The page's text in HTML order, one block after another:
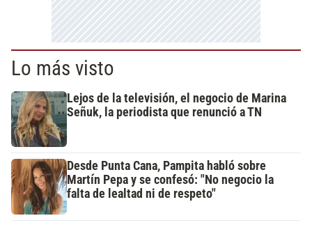
Lo más visto
Lejos de la televisión, el negocio de Marina
Señuk, la periodista que renunció a TN
Desde Punta Cana, Pampita habló sobre
Martín Pepa y se confesó: "No negocio la
falta de lealtad ni de respeto"